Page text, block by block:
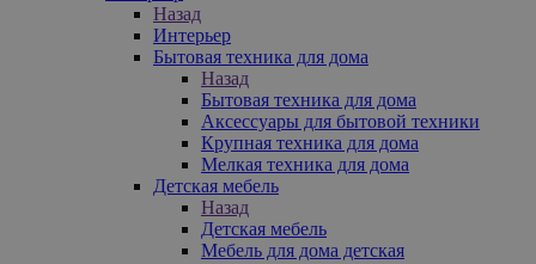
Назад
Интерьер
Бытовая техника для дома
Назад
Бытовая техника для дома
Аксессуары для бытовой техники
Крупная техника для дома
Мелкая техника для дома
Детская мебель
Назад
Детская мебель
Мебель для дома детская